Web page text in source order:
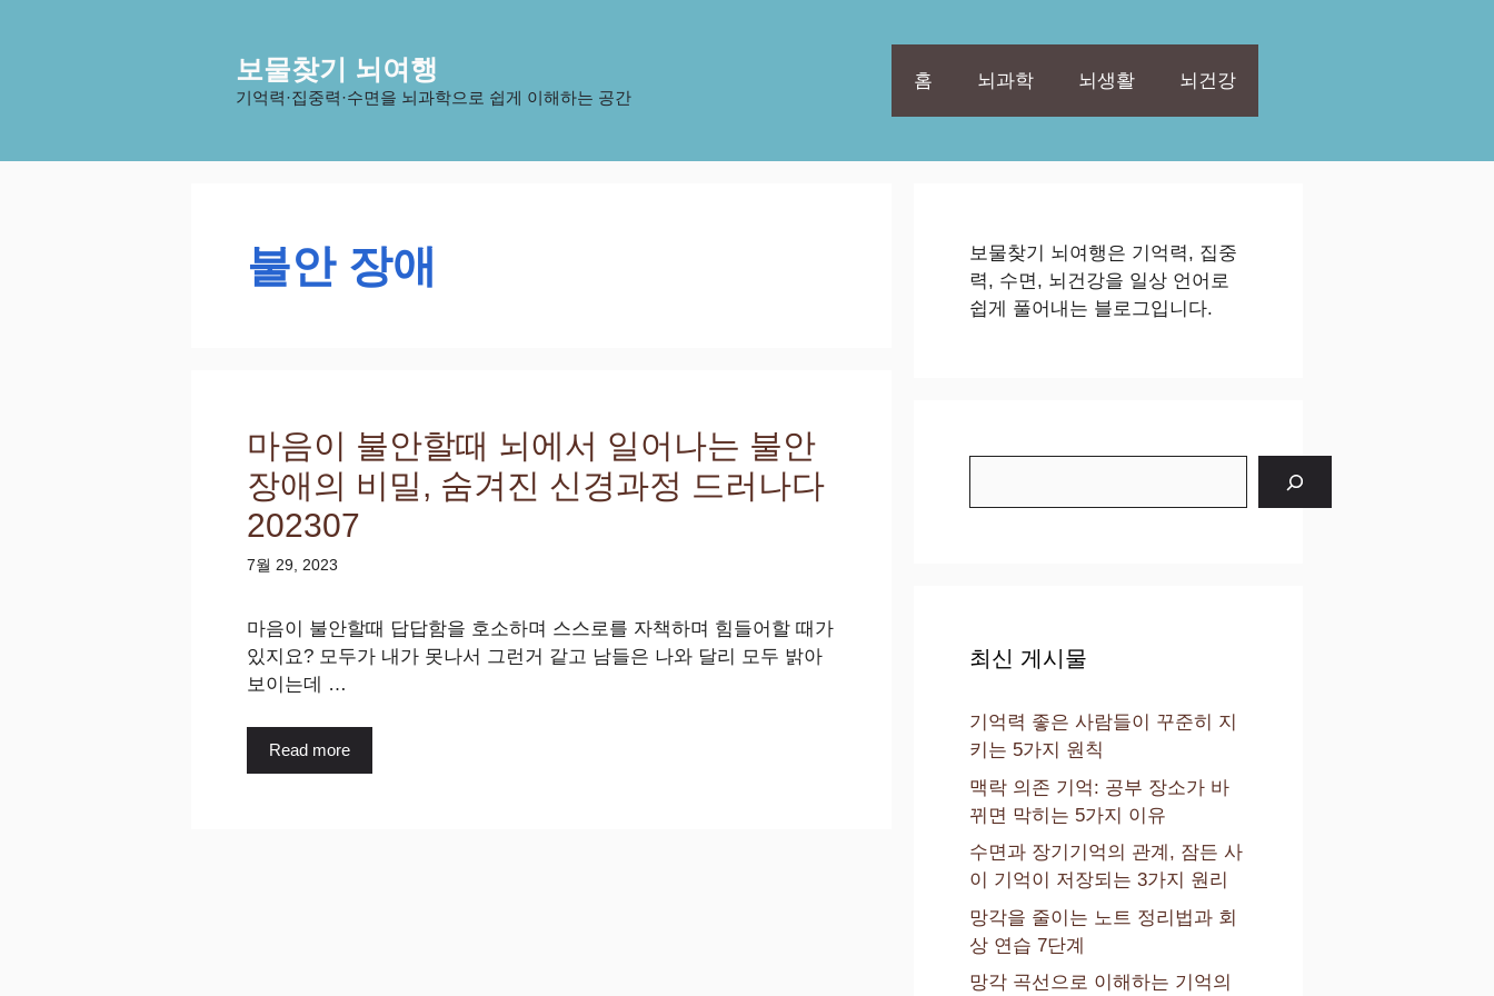
보물찾기 뇌여행
기억력·집중력·수면을 뇌과학으로 쉽게 이해하는 공간
홈 뇌과학 뇌생활 뇌건강
불안 장애
마음이 불안할때 뇌에서 일어나는 불안
장애의 비밀, 숨겨진 신경과정 드러나다
202307
7월 29, 2023
마음이 불안할때 답답함을 호소하며 스스로를 자책하며 힘들어할 때가
있지요? 모두가 내가 못나서 그런거 같고 남들은 나와 달리 모두 밝아
보이는데 …
Read more
보물찾기 뇌여행은 기억력, 집중
력, 수면, 뇌건강을 일상 언어로
쉽게 풀어내는 블로그입니다.
최신 게시물
기억력 좋은 사람들이 꾸준히 지
키는 5가지 원칙
맥락 의존 기억: 공부 장소가 바
뀌면 막히는 5가지 이유
수면과 장기기억의 관계, 잠든 사
이 기억이 저장되는 3가지 원리
망각을 줄이는 노트 정리법과 회
상 연습 7단계
망각 곡선으로 이해하는 기억의